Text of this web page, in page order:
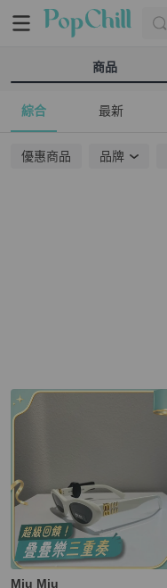
商品
綜合 最新
優惠商品 品牌
Miu Miu